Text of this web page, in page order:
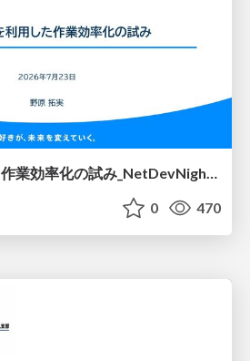
NetBoxを利用した作業効率化の試み_NetDevNight4
0 470